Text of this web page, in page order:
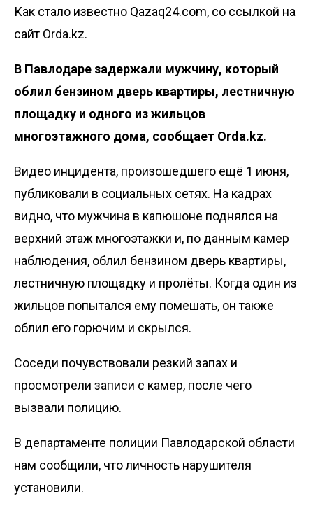
Как стало известно Qazaq24.com, со ссылкой на
сайт Orda.kz.
В Павлодаре задержали мужчину, который
облил бензином дверь квартиры, лестничную
площадку и одного из жильцов
многоэтажного дома, сообщает Orda.kz.
Видео инцидента, произошедшего ещё 1 июня,
публиковали в социальных сетях. На кадрах
видно, что мужчина в капюшоне поднялся на
верхний этаж многоэтажки и, по данным камер
наблюдения, облил бензином дверь квартиры,
лестничную площадку и пролёты. Когда один из
жильцов попытался ему помешать, он также
облил его горючим и скрылся.
Соседи почувствовали резкий запах и
просмотрели записи с камер, после чего
вызвали полицию.
В департаменте полиции Павлодарской области
нам сообщили, что личность нарушителя
установили.